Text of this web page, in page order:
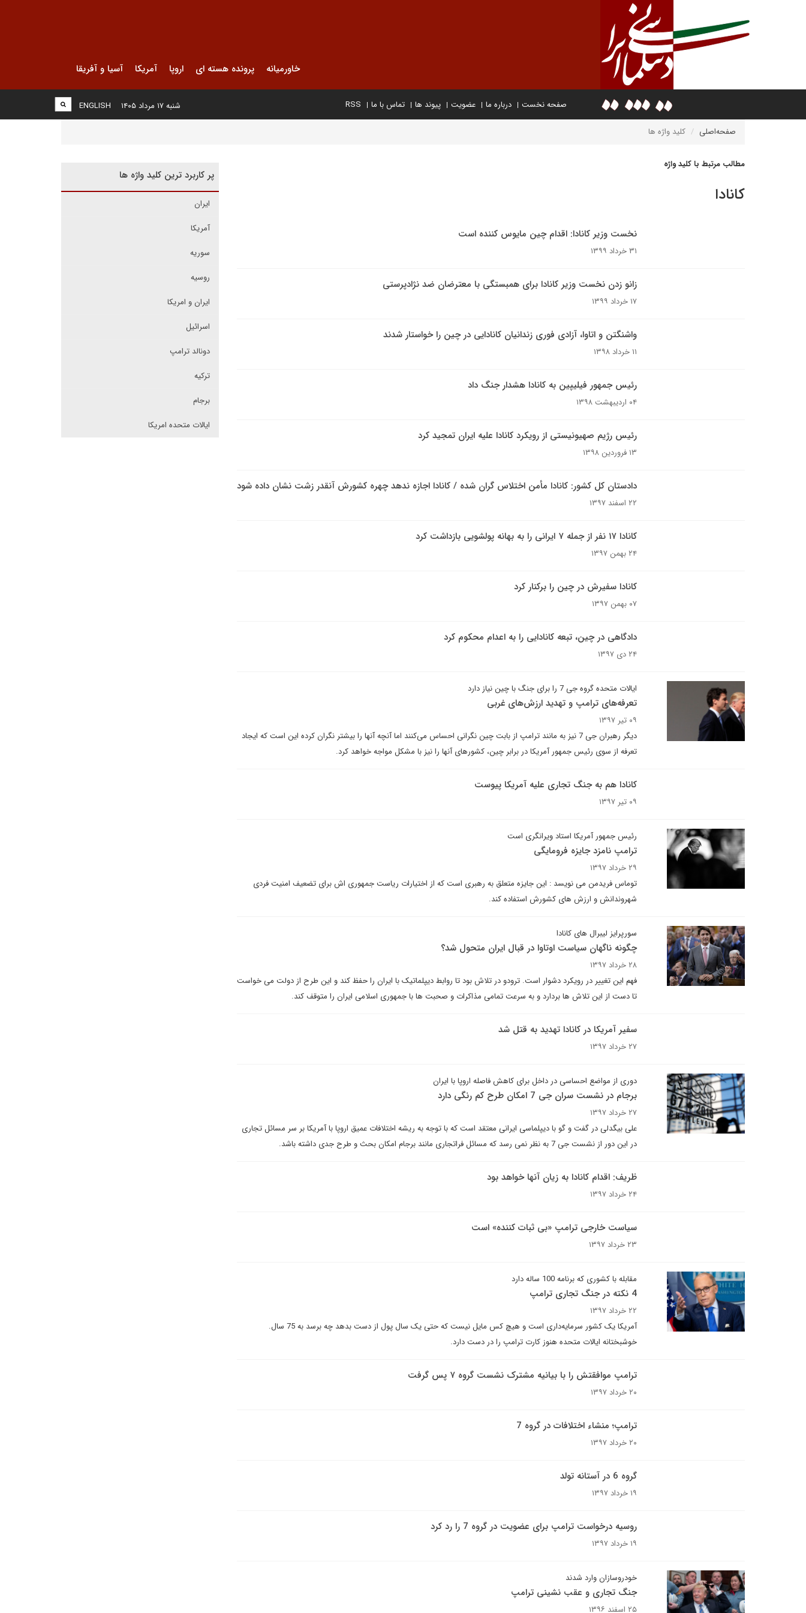
خاورمیانه پرونده هسته ای اروپا آمریکا آسیا و آفریقا
صفحه نخست درباره ما عضویت پیوند ها تماس با ما RSS
ENGLISH شنبه ۱۷ مرداد ۱۴۰۵
صفحه‌اصلی کلید واژه ها
مطالب مرتبط با کلید واژه
کانادا
نخست وزیر کانادا: اقدام چین مایوس کننده است
۳۱ خرداد ۱۳۹۹
زانو زدن نخست وزیر کانادا برای همبستگی با معترضان ضد نژادپرستی
۱۷ خرداد ۱۳۹۹
واشنگتن و اتاوا، آزادی فوری زندانیان کانادایی در چین را خواستار شدند
۱۱ خرداد ۱۳۹۸
رئیس جمهور فیلیپین به کانادا هشدار جنگ داد
۰۴ اردیبهشت ۱۳۹۸
رئیس رژیم صهیونیستی از رویکرد کانادا علیه ایران تمجید کرد
۱۳ فروردین ۱۳۹۸
دادستان کل کشور: کانادا مأمن اختلاس گران شده / کانادا اجازه ندهد چهره کشورش آنقدر زشت نشان داده شود
۲۲ اسفند ۱۳۹۷
کانادا ۱۷ نفر از جمله ۷ ایرانی را به بهانه پولشویی بازداشت کرد
۲۴ بهمن ۱۳۹۷
کانادا سفیرش در چین را برکنار کرد
۰۷ بهمن ۱۳۹۷
دادگاهی در چین، تبعه کانادایی را به اعدام محکوم کرد
۲۴ دی ۱۳۹۷
ایالات متحده گروه جی 7 را برای جنگ با چین نیاز دارد
تعرفه‌های ترامپ و تهدید ارزش‌های غربی
۰۹ تیر ۱۳۹۷
دیگر رهبران جی 7 نیز به مانند ترامپ از بابت چین نگرانی احساس می‌کنند اما آنچه آنها را بیشتر نگران کرده این است که ایجاد
تعرفه از سوی رئیس جمهور آمریکا در برابر چین، کشورهای آنها را نیز با مشکل مواجه خواهد کرد.
کانادا هم به جنگ تجاری علیه آمریکا پیوست
۰۹ تیر ۱۳۹۷
رئیس جمهور آمریکا استاد ویرانگری است
ترامپ نامزد جایزه فرومایگی
۲۹ خرداد ۱۳۹۷
توماس فریدمن می نویسد : این جایزه متعلق به رهبری است که از اختیارات ریاست جمهوری اش برای تضعیف امنیت فردی
شهروندانش و ارزش های کشورش استفاده کند.
سورپرایز لیبرال های کانادا
چگونه ناگهان سیاست اوتاوا در قبال ایران متحول شد؟
۲۸ خرداد ۱۳۹۷
فهم این تغییر در رویکرد دشوار است. ترودو در تلاش بود تا روابط دیپلماتیک با ایران را حفظ کند و این طرح از دولت می خواست
تا دست از این تلاش ها بردارد و به سرعت تمامی مذاکرات و صحبت ها با جمهوری اسلامی ایران را متوقف کند.
سفیر آمریکا در کانادا تهدید به قتل شد
۲۷ خرداد ۱۳۹۷
دوری از مواضع احساسی در داخل برای کاهش فاصله اروپا با ایران
برجام در نشست سران جی 7 امکان طرح کم رنگی دارد
۲۷ خرداد ۱۳۹۷
علی بیگدلی در گفت و گو با دیپلماسی ایرانی معتقد است که با توجه به ریشه اختلافات عمیق اروپا با‌ آمریکا بر سر مسائل تجاری
در این دور از نشست جی 7 به نظر نمی رسد که مسائل فراتجاری مانند برجام امکان بحث و طرح جدی داشته باشد.
ظریف: اقدام کانادا به زیان آنها خواهد بود
۲۴ خرداد ۱۳۹۷
سیاست خارجی ترامپ «بی ثبات کننده» است
۲۳ خرداد ۱۳۹۷
مقابله با کشوری که برنامه 100 ساله دارد
4 نکته در جنگ تجاری ترامپ
۲۲ خرداد ۱۳۹۷
آمریکا یک کشور سرمایه‌داری است و هیچ کس مایل نیست که حتی یک سال پول از دست بدهد چه برسد به 75 سال.
خوشبختانه ایالات متحده هنوز کارت ترامپ را در دست دارد.
ترامپ موافقتش را با بیانیه مشترک نشست گروه ۷ پس گرفت
۲۰ خرداد ۱۳۹۷
ترامپ؛ منشاء اختلافات در گروه 7
۲۰ خرداد ۱۳۹۷
گروه 6 در آستانه تولد
۱۹ خرداد ۱۳۹۷
روسیه درخواست ترامپ برای عضویت در گروه 7 را رد کرد
۱۹ خرداد ۱۳۹۷
خودروسازان وارد شدند
جنگ تجاری و عقب نشینی ترامپ
۲۵ اسفند ۱۳۹۶
پر کاربرد ترین کلید واژه ها
ایران
آمریکا
سوریه
روسیه
ایران و امریکا
اسرائیل
دونالد ترامپ
ترکیه
برجام
ایالات متحده امریکا